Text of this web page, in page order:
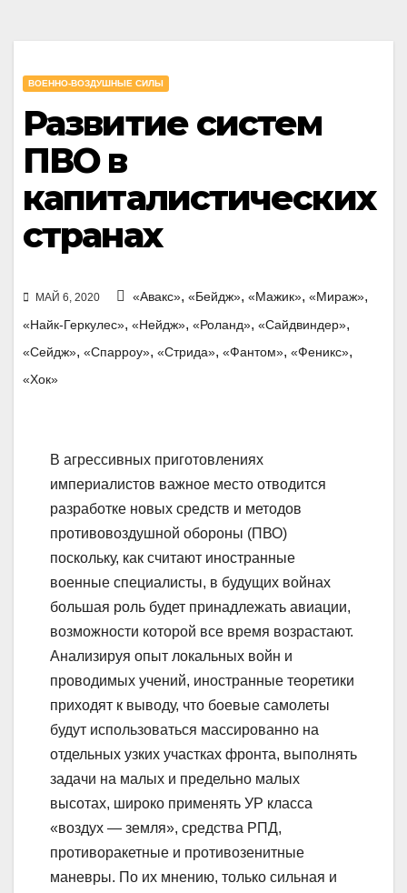
ВОЕННО-ВОЗДУШНЫЕ СИЛЫ
Развитие систем
ПВО в
капиталистических
странах
МАЙ 6, 2020 «Авакс», «Бейдж», «Мажик», «Мираж»,
«Найк-Геркулес», «Нейдж», «Роланд», «Сайдвиндер»,
«Сейдж», «Спарроу», «Стрида», «Фантом», «Феникс»,
«Хок»
В агрессивных приготовлениях
империалистов важное место отводится
разработке новых средств и методов
противовоздушной обороны (ПВО)
поскольку, как считают иностранные
военные специалисты, в будущих войнах
большая роль будет принадлежать авиации,
возможности которой все время возрастают.
Анализируя опыт локальных войн и
проводимых учений, иностранные теоретики
приходят к выводу, что боевые самолеты
будут использоваться массированно на
отдельных узких участках фронта, выполнять
задачи на малых и предельно малых
высотах, широко применять УР класса
«воздух — земля», средства РПД,
противоракетные и противозенитные
маневры. По их мнению, только сильная и